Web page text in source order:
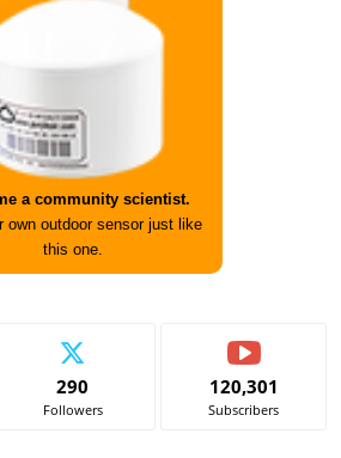
a community scientist.
own outdoor sensor just like
this one.
290
Followers
120,301
Subscribers